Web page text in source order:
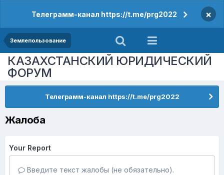
Телеграмм-канал https://t.me/prg2022 ×
Землепользование
КАЗАХСТАНСКИЙ ЮРИДИЧЕСКИЙ
ФОРУМ
Телеграмм-канал https://t.me/prg2022
Жалоба
Your Report
Введите текст жалобы (не обязательно).